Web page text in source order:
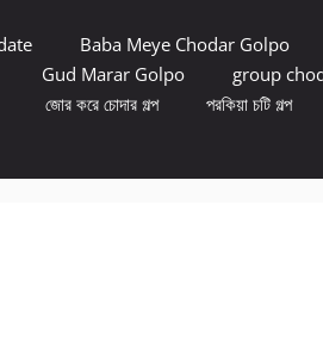
Baba Meye Chodar Golpo
Gud Marar Golpo group
জোর করে চোদার গল্প পরকিয়া চটি গল্প